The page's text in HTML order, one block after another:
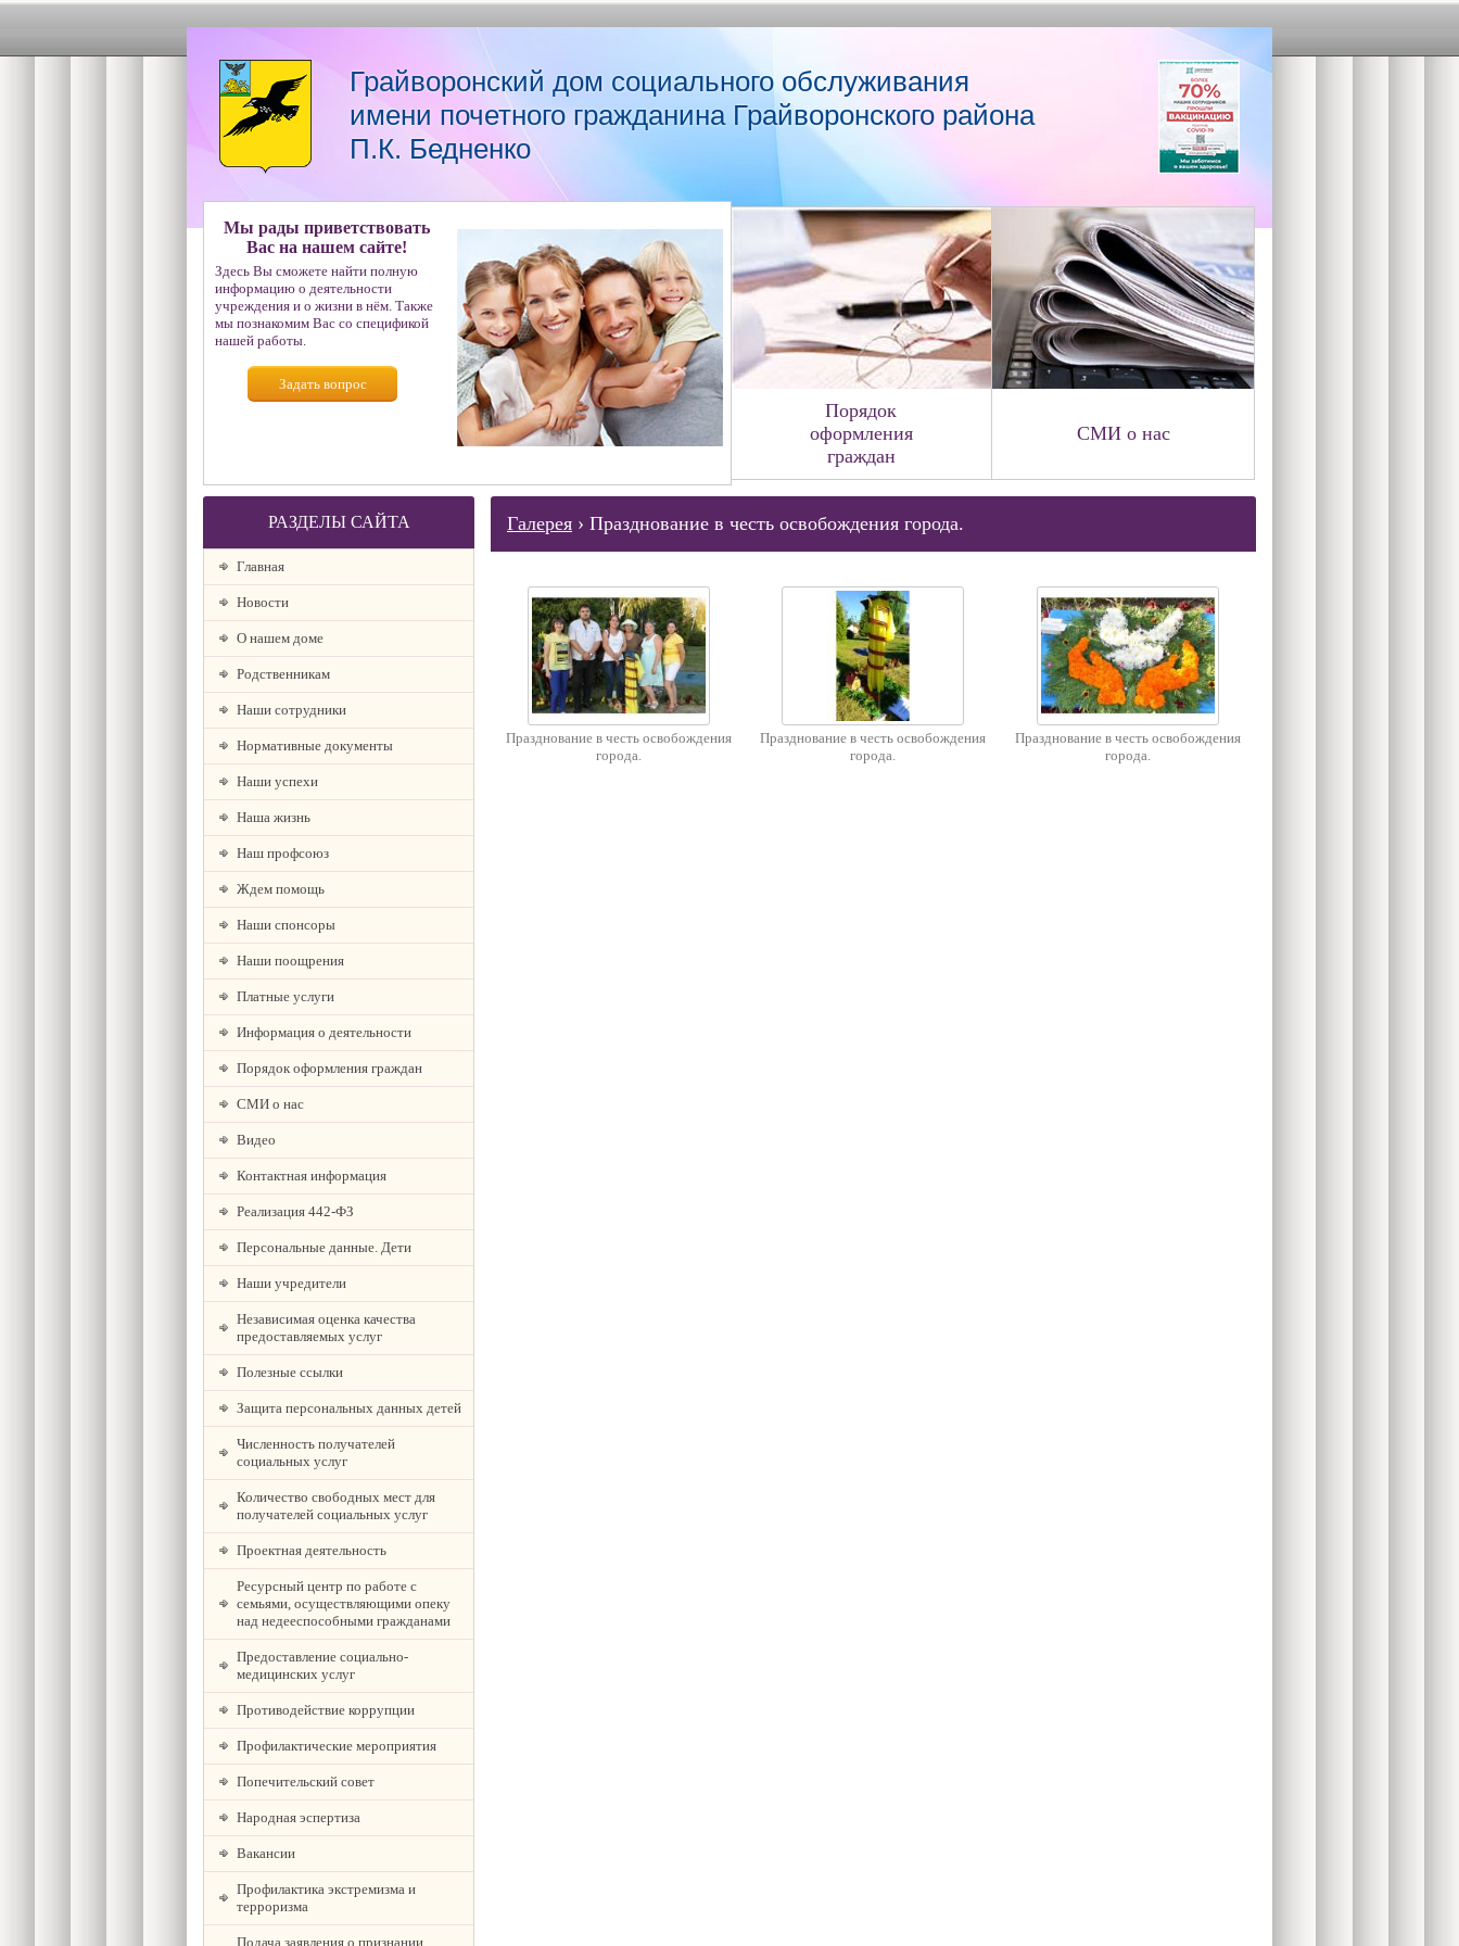
Грайворонский дом социального обслуживания
имени почетного гражданина Грайворонского района
П.К. Бедненко
Мы рады приветствовать
Вас на нашем сайте!
Здесь Вы сможете найти полную
информацию о деятельности
учреждения и о жизни в нём. Также
мы познакомим Вас со спецификой
нашей работы.
Задать вопрос
Порядок
оформления
граждан
СМИ о нас
РАЗДЕЛЫ САЙТА
Главная
Новости
О нашем доме
Родственникам
Наши сотрудники
Нормативные документы
Наши успехи
Наша жизнь
Наш профсоюз
Ждем помощь
Наши спонсоры
Наши поощрения
Платные услуги
Информация о деятельности
Порядок оформления граждан
СМИ о нас
Видео
Контактная информация
Реализация 442-ФЗ
Персональные данные. Дети
Наши учредители
Независимая оценка качества
предоставляемых услуг
Полезные ссылки
Защита персональных данных детей
Численность получателей
социальных услуг
Количество свободных мест для
получателей социальных услуг
Проектная деятельность
Ресурсный центр по работе с
семьями, осуществляющими опеку
над недееспособными гражданами
Предоставление социально-
медицинских услуг
Противодействие коррупции
Профилактические мероприятия
Попечительский совет
Народная эспертиза
Вакансии
Профилактика экстремизма и
терроризма
Подача заявления о признании
Галерея › Празднование в честь освобождения города.
Празднование в честь освобождения
города.
Празднование в честь освобождения
города.
Празднование в честь освобождения
города.